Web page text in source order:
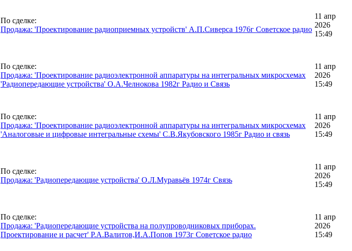
По сделке:
Продажа: 'Проектирование радиоприемных устройств' А.П.Сиверса 1976г Советское радио
11 апр
2026
15:49
По сделке:
Продажа: 'Проектирование радиоэлектронной аппаратуры на интегральных микросхемах
'Радиопередающие устройства' О.А.Челнокова 1982г Радио и Связь
11 апр
2026
15:49
По сделке:
Продажа: 'Проектирование радиоэлектронной аппаратуры на интегральных микросхемах
'Аналоговые и цифровые интегральные схемы' С.В.Якубовского 1985г Радио и связь
11 апр
2026
15:49
По сделке:
Продажа: 'Радиопередающие устройства' О.Л.Муравьёв 1974г Связь
11 апр
2026
15:49
По сделке:
Продажа: 'Радиопередающие устройства на полупроводниковых приборах.
Проектирование и расчет' Р.А.Валитов,И.А.Попов 1973г Советское радио
11 апр
2026
15:49